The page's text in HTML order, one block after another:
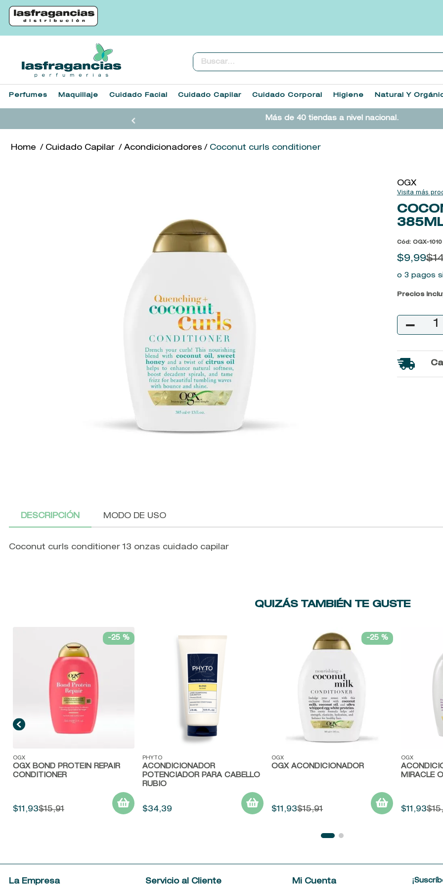
Buscar...
Perfumes Maquillaje Cuidado Facial Cuidado Capilar Cuidado Corporal Higiene Natural Y
Más de 40 tiendas a nivel nacional.
Cuidado Capilar Acondicionadores Coconut curls conditioner
OGX
Cód : OGX-1010
$9,99$
o 3 pagos
Precios
－
DESCRIPCIÓN MODO DE USO
Coconut curls conditioner 13 onzas cuidado capilar
QUIZÁS TAMBIÉN TE GUSTE
-25 %
Vista rápida
OGX
OGX BOND PROTEIN REPAIR
CONDITIONER
$11 ,93$15,91
Vista rápida
PHYTO
ACONDICIONADOR
POTENCIADOR PARA CABELLO
RUBIO
$34,39
-25 %
Vista rápida
OGX
OGX ACONDICIONADOR
$11 ,93$15,91
Vista
OGX
MIRACLE
$11 ,93$15,
La Empresa Servicio al Cliente Mi Cuenta
1.
heathcote
sol ipanema
3.
cleanance
4.
giftset